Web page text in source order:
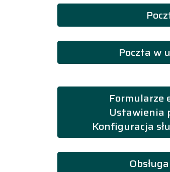
Poczta w
Formularze
Ustawienia
Konfiguracja